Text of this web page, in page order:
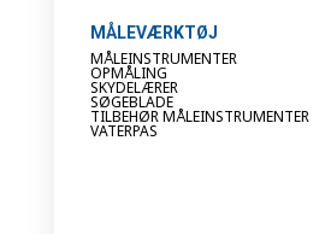
MÅLEVÆRKTØJ
MÅLEINSTRUMENTER
OPMÅLING
SKYDELÆRER
SØGEBLADE
TILBEHØR MÅLEINSTRUMENTER
VATERPAS